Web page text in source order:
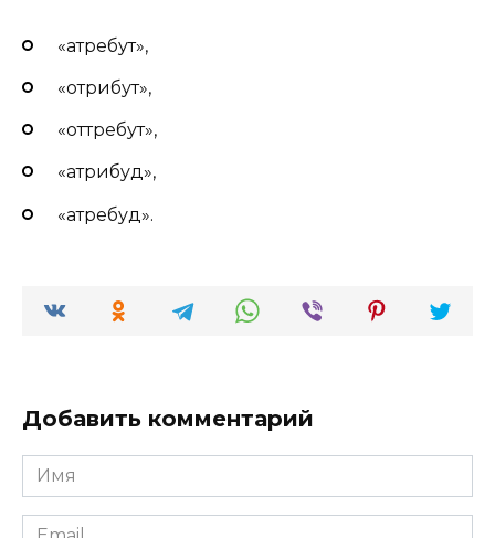
«атребут»,
«отрибут»,
«оттребут»,
«атрибуд»,
«атребуд».
Добавить комментарий
Имя
*
Email